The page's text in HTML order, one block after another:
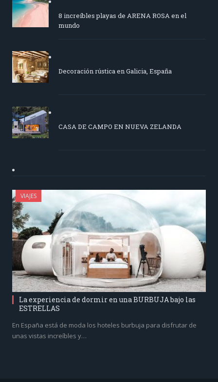
8 increíbles playas de ARENA ROSA en el
mundo
Decoración rústica en Galicia, España
CASA DE CAMPO EN NUEVA ZELANDA
VIAJES
La experiencia de dormir en una BURBUJA bajo las
ESTRELLAS
En España está de moda los hoteles burbuja para disfrutar de
unas vistas increíbles y…